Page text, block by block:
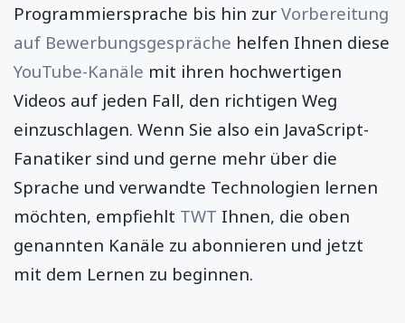
Programmiersprache bis hin zur Vorbereitung
auf Bewerbungsgespräche helfen Ihnen diese
YouTube-Kanäle mit ihren hochwertigen
Videos auf jeden Fall, den richtigen Weg
einzuschlagen. Wenn Sie also ein JavaScript-
Fanatiker sind und gerne mehr über die
Sprache und verwandte Technologien lernen
möchten, empfiehlt TWT Ihnen, die oben
genannten Kanäle zu abonnieren und jetzt
mit dem Lernen zu beginnen.